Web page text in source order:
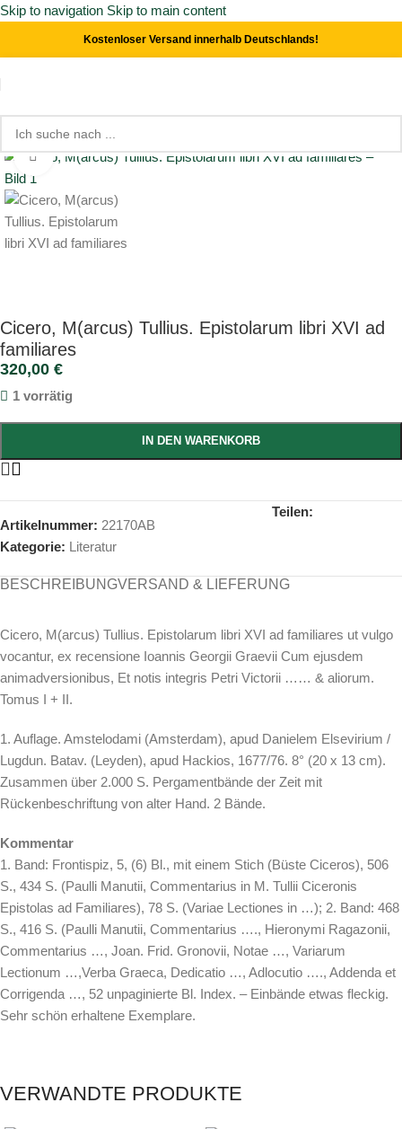
Skip to navigation Skip to main content
Kostenloser Versand innerhalb Deutschlands!
Start/ Literatur
Click to enlarge
Cicero, M(arcus) Tullius. Epistolarum libri XVI ad
familiares
320,00 €
1 vorrätig
IN DEN WARENKORB
Artikelnummer: 22170AB
Kategorie: Literatur
Teilen:
BESCHREIBUNGVERSAND & LIEFERUNG
Cicero, M(arcus) Tullius. Epistolarum libri XVI ad familiares ut vulgo
vocantur, ex recensione Ioannis Georgii Graevii Cum ejusdem
animadversionibus, Et notis integris Petri Victorii …… & aliorum.
Tomus I + II.
1. Auflage. Amstelodami (Amsterdam), apud Danielem Elsevirium /
Lugdun. Batav. (Leyden), apud Hackios, 1677/76. 8° (20 x 13 cm).
Zusammen über 2.000 S. Pergamentbände der Zeit mit
Rückenbeschriftung von alter Hand. 2 Bände.
Kommentar
1. Band: Frontispiz, 5, (6) Bl., mit einem Stich (Büste Ciceros), 506
S., 434 S. (Paulli Manutii, Commentarius in M. Tullii Ciceronis
Epistolas ad Familiares), 78 S. (Variae Lectiones in …); 2. Band: 468
S., 416 S. (Paulli Manutii, Commentarius …., Hieronymi Ragazonii,
Commentarius …, Joan. Frid. Gronovii, Notae …, Variarum
Lectionum …,Verba Graeca, Dedicatio …, Adlocutio …., Addenda et
Corrigenda …, 52 unpaginierte Bl. Index. – Einbände etwas fleckig.
Sehr schön erhaltene Exemplare.
VERWANDTE PRODUKTE